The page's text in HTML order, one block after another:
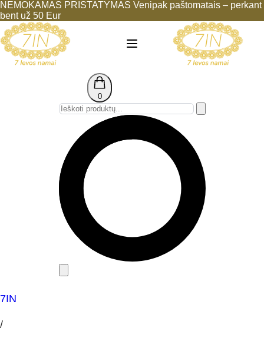
NEMOKAMAS PRISTATYMAS Venipak paštomatais – perkant
bent už 50 Eur
0
7IN
/